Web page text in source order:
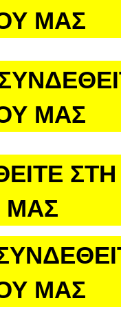
ΜΑΣ
ΜΑΣ
ΜΑΣ
ΜΑΣ